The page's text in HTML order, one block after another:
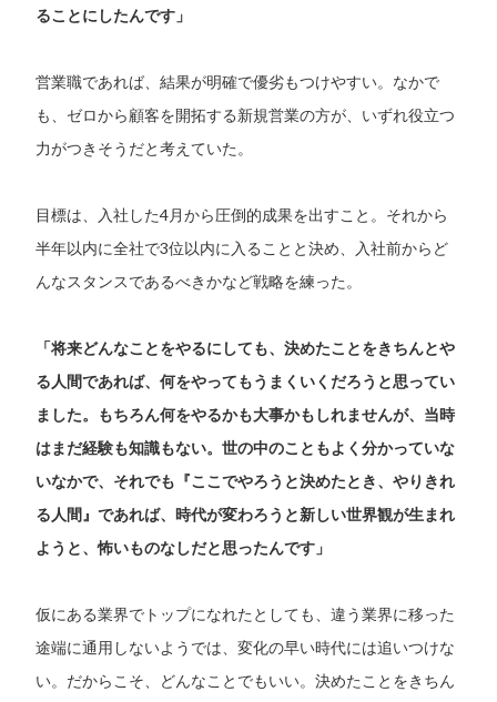
ることにしたんです」
営業職であれば、結果が明確で優劣もつけやすい。なかで
も、ゼロから顧客を開拓する新規営業の方が、いずれ役立つ
力がつきそうだと考えていた。
目標は、入社した4月から圧倒的成果を出すこと。それから
半年以内に全社で3位以内に入ることと決め、入社前からど
んなスタンスであるべきかなど戦略を練った。
「将来どんなことをやるにしても、決めたことをきちんとや
る人間であれば、何をやってもうまくいくだろうと思ってい
ました。もちろん何をやるかも大事かもしれませんが、当時
はまだ経験も知識もない。世の中のこともよく分かっていな
いなかで、それでも『ここでやろうと決めたとき、やりきれ
る人間』であれば、時代が変わろうと新しい世界観が生まれ
ようと、怖いものなしだと思ったんです」
仮にある業界でトップになれたとしても、違う業界に移った
途端に通用しないようでは、変化の早い時代には追いつけな
い。だからこそ、どんなことでもいい。決めたことをきちん